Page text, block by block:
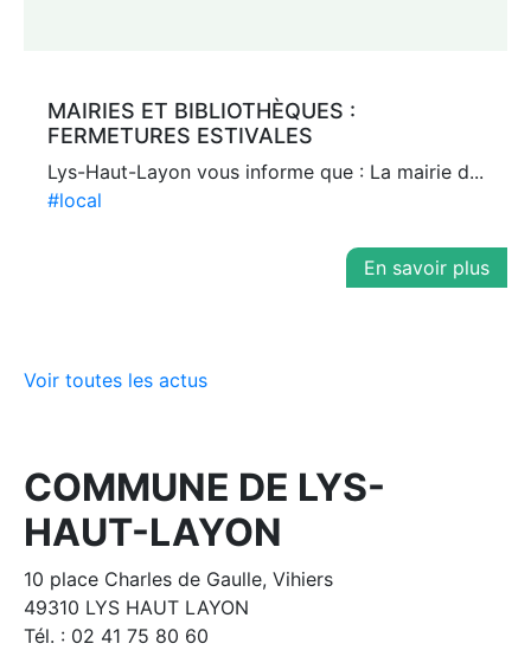
MAIRIES ET BIBLIOTHÈQUES :
FERMETURES ESTIVALES
Lys-Haut-Layon vous informe que : La mairie d...
#local
En savoir plus
Voir toutes les actus
COMMUNE DE LYS-
HAUT-LAYON
10 place Charles de Gaulle, Vihiers
49310 LYS HAUT LAYON
Tél. : 02 41 75 80 60